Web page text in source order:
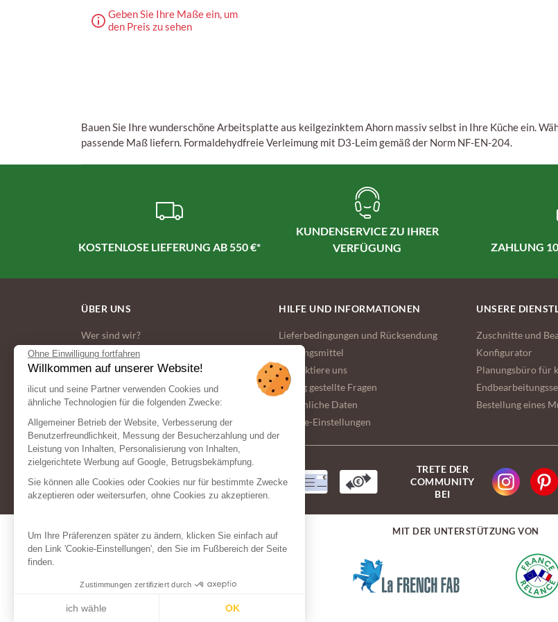
Ohne Einwilligung fortfahren
Willkommen auf unserer Website!
ilicut und seine Partner verwenden Cookies und
ähnliche Technologien für die folgenden Zwecke:
Allgemeiner Betrieb der Website, Verbesserung der
Benutzerfreundlichkeit, Messung der Besucherzahlung und der
Leistung von Inhalten, Personalisierung von Inhalten,
zielgerichtete Werbung auf Google, Betrugsbekämpfung.
Sie können alle Cookies oder Cookies nur für bestimmte Zwecke
akzeptieren oder weitersurfen, ohne Cookies zu akzeptieren.
Um Ihre Präferenzen später zu ändern, klicken Sie einfach auf
den Link 'Cookie-Einstellungen', den Sie im Fußbereich der Seite
finden.
Zustimmungen zertifiziert durch
ich wähle OK
Geben Sie Ihre Maße ein, um
den Preis zu sehen
Bauen Sie Ihre wunderschöne Arbeitsplatte aus keilgezinktem Ahorn massiv selbst in Ihre Küche ein.
passende Maß liefern. Formaldehydfreie Verleimung mit D3-Leim gemäß der Norm NF-EN-204.
KOSTENLOSE LIEFERUNG AB 550 €*
KUNDENSERVICE ZU IHRER
VERFÜGUNG
ZAHLUNG
ÜBER UNS
Wer sind wir?
Unser Engagement für die Umwelt
Allgemeine Geschaftsbedingungen
HILFE UND INFORMATIONEN
Lieferbedingungen und Rücksendung
Zahlungsmittel
Kontaktiere uns
Häufig gestellte Fragen
persönliche Daten
Cookie-Einstellungen
UNSERE
Zuschnitte und
Konfigurator
Planungsbüro für
Bestellung eines
ZAHLUNGSMITTEL
TRETE DER
COMMUNITY
BEI
MIT DER UNTERSTÜTZUNG VON